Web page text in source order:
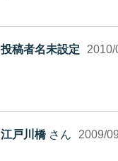
投稿者名未設定 2010/
江戸川橋さん 2009/